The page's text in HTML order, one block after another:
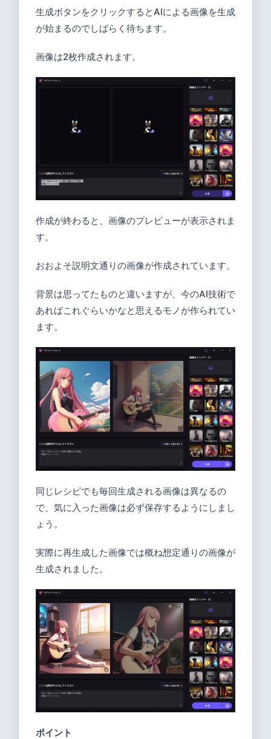
生成ボタンをクリックするとAIによる画像を生成
が始まるのでしばらく待ちます。
画像は2枚作成されます。
作成が終わると、画像のプレビューが表示されま
す。
おおよそ説明文通りの画像が作成されています。
背景は思ってたものと違いますが、今のAI技術で
あればこれぐらいかなと思えるモノが作られてい
ます。
同じレシピでも毎回生成される画像は異なるの
で、気に入った画像は必ず保存するようにしまし
ょう。
実際に再生成した画像では概ね想定通りの画像が
生成されました。
ポイント